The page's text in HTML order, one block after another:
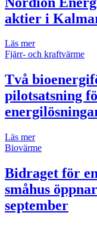
aktier i
Läs mer
Fjärr- och kraftvärme
Två
pilotsatsning
Läs mer
Biovärme
Bidraget för
småhus
september